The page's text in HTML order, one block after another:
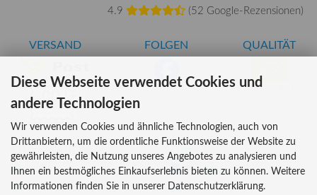
4.9
(52 Google-Rezensionen)
VERSAND FOLGEN QUALITÄT
AT-BIO-401
INFORMATIONEN
Über uns
Versandkosten
ZAHLUNG
Kreditkarte
Diese Webseite verwendet Cookies und
andere Technologien
Wir verwenden Cookies und ähnliche Technologien, auch von
Drittanbietern, um die ordentliche Funktionsweise der Website zu
gewährleisten, die Nutzung unseres Angebotes zu analysieren und
Ihnen ein bestmögliches Einkaufserlebnis bieten zu können. Weitere
Informationen finden Sie in unserer Datenschutzerklärung.